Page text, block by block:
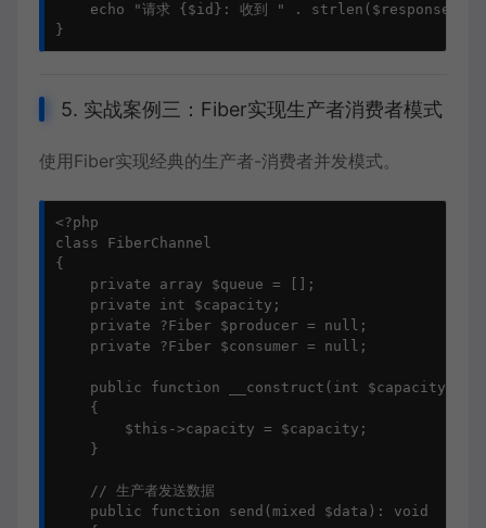
echo "请求 {$id}: 收到 " . strlen($response) .
5. 实战案例三：Fiber实现生产者消费者模式
使用Fiber实现经典的生产者-消费者并发模式。
<?php
class FiberChannel
{
    private array $queue = [];
    private int $capacity;
    private ?Fiber $producer = null;
    private ?Fiber $consumer = null;
public function __construct(int $capacity =
    {
        $this->capacity = $capacity;
    }
    // 生产者发送数据
    public function send(mixed $data): void